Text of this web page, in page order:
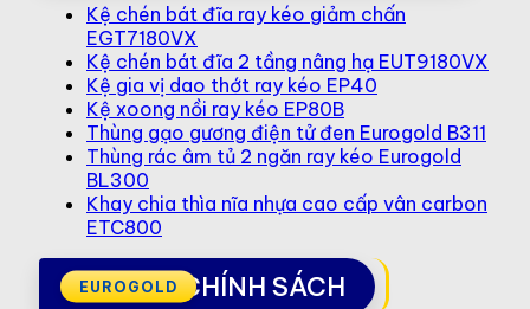
Kệ chén bát đĩa ray kéo giảm chấn
EGT7180VX
Kệ chén bát đĩa 2 tầng nâng hạ EUT9180VX
Kệ gia vị dao thớt ray kéo EP40
Kệ xoong nồi ray kéo EP80B
Thùng gạo gương điện tử đen Eurogold B311
Thùng rác âm tủ 2 ngăn ray kéo Eurogold
BL300
Khay chia thìa nĩa nhựa cao cấp vân carbon
ETC800
CHÍNH SÁCH